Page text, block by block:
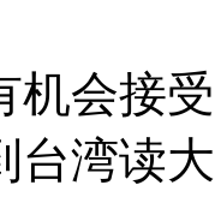
会接受
台湾读